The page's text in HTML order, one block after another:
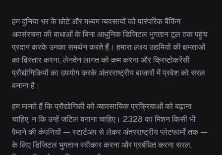
हम दुनिया भर के छोटे और मध्यम व्यवसायों को पारंपरिक बैंकिंग
अवसंरचना की बाधाओं के बिना आधुनिक डिजिटल भुगतान टूल तक पहुंच
प्रदान करके उनका समर्थन करते हैं। हमारा लक्ष्य उद्यमियों की क्षमताओं
का विस्तार करना, लेनदेन लागत को कम करना और क्रिप्टोकरेंसी
प्रौद्योगिकियों का उपयोग करके अंतरराष्ट्रीय बाजारों में प्रवेश को सरल
बनाना है।
हम मानते हैं कि प्रौद्योगिकी को व्यावसायिक प्रक्रियाओं को बढ़ाना
चाहिए, न कि उन्हें जटिल बनाना चाहिए। 2328 का मिशन किसी भी
पैमाने की कंपनियों — स्टार्टअप से लेकर अंतरराष्ट्रीय प्लेटफार्मों तक —
के लिए डिजिटल भुगतान स्वीकार करना और प्रबंधित करना सरल,